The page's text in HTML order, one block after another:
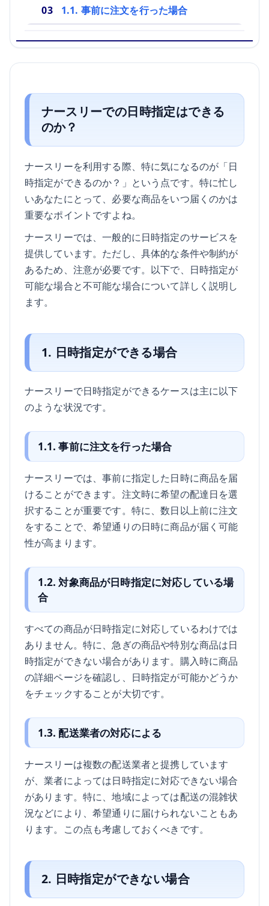
1.1. 事前に注文を行った場合
ナースリーでの日時指定はできる
のか？
ナースリーを利用する際、特に気になるのが「日
時指定ができるのか？」という点です。特に忙し
いあなたにとって、必要な商品をいつ届くのかは
重要なポイントですよね。
ナースリーでは、一般的に日時指定のサービスを
提供しています。ただし、具体的な条件や制約が
あるため、注意が必要です。以下で、日時指定が
可能な場合と不可能な場合について詳しく説明し
ます。
1. 日時指定ができる場合
ナースリーで日時指定ができるケースは主に以下
のような状況です。
1.1. 事前に注文を行った場合
ナースリーでは、事前に指定した日時に商品を届
けることができます。注文時に希望の配達日を選
択することが重要です。特に、数日以上前に注文
をすることで、希望通りの日時に商品が届く可能
性が高まります。
1.2. 対象商品が日時指定に対応している場
合
すべての商品が日時指定に対応しているわけでは
ありません。特に、急ぎの商品や特別な商品は日
時指定ができない場合があります。購入時に商品
の詳細ページを確認し、日時指定が可能かどうか
をチェックすることが大切です。
1.3. 配送業者の対応による
ナースリーは複数の配送業者と提携しています
が、業者によっては日時指定に対応できない場合
があります。特に、地域によっては配送の混雑状
況などにより、希望通りに届けられないこともあ
ります。この点も考慮しておくべきです。
2. 日時指定ができない場合